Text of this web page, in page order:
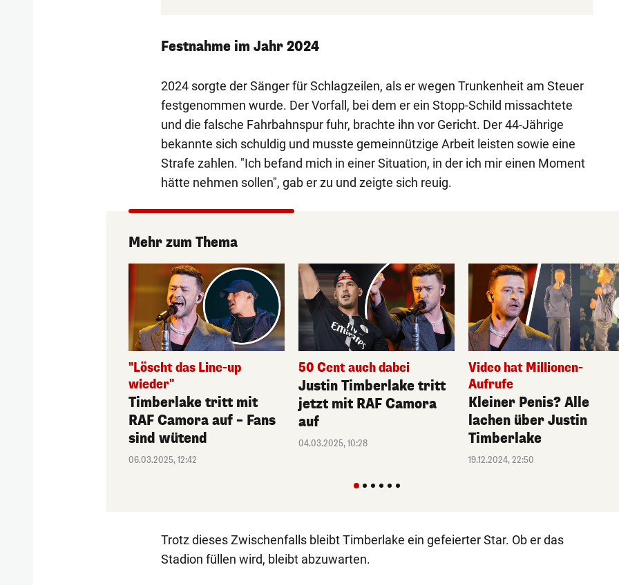
Festnahme im Jahr 2024
2024 sorgte der Sänger für Schlagzeilen, als er wegen Trunkenheit am Steuer
festgenommen wurde. Der Vorfall, bei dem er ein Stopp-Schild missachtete
und die falsche Fahrbahnspur fuhr, brachte ihn vor Gericht. Der 44-Jährige
bekannte sich schuldig und musste gemeinnützige Arbeit leisten sowie eine
Strafe zahlen. "Ich befand mich in einer Situation, in der ich mir einen Moment
hätte nehmen sollen", gab er zu und zeigte sich reuig.
Mehr zum Thema
"Löscht das Line-up
wieder"
Timberlake tritt mit
RAF Camora auf – Fans
sind wütend
06.03.2025, 12:42
50 Cent auch dabei
Justin Timberlake tritt
jetzt mit RAF Camora
auf
04.03.2025, 10:28
Video hat Millionen-
Aufrufe
Kleiner Penis? Alle
lachen über Justin
Timberlake
19.12.2024, 22:50
Trotz dieses Zwischenfalls bleibt Timberlake ein gefeierter Star. Ob er das
Stadion füllen wird, bleibt abzuwarten.